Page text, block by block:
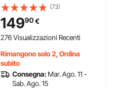
Commerciale in Acciaio Inox, 27,1
Litri con Coperchio per Esterni,
Set di Tubi di Scarico Incluso, per
Vino Freddo
(73)
14990€
276 Visualizzazioni Recenti
Rimangono solo 2, Ordina
subito
Consegna: Mar. Ago. 11 -
Sab. Ago. 15